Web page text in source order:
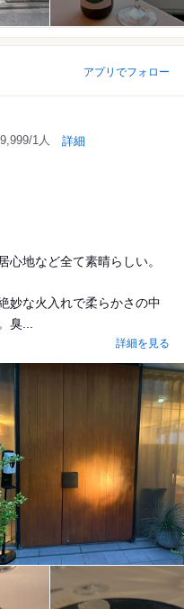
アプリでフォロー
1人 詳細
心地など全て素晴らしい。
妙な火入れで柔らかさの中
臭...
詳細を見る